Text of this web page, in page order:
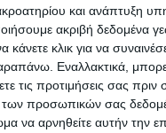
και ανάπτυξη
ακριβή δεδομένα
κλικ για να
Εναλλακτικά,
τις προτιμήσεις σας πριν
προσωπικών σας
να αρνηθείτε αυτήν την
και ευρύτερα της
ΟΙ ΥΠΟΓΡΑΦΕΣ
ΚΟΙΝΩΝΙΚΩΝ